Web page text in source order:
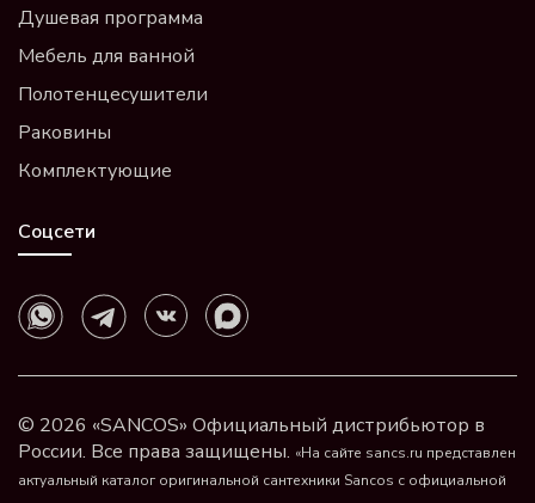
Душевая программа
Мебель для ванной
Полотенцесушители
Раковины
Комплектующие
Соцсети
© 2026 «SANCOS» Официальный дистрибьютор в
России. Все права защищены. «На сайте sancs.ru представлен
актуальный каталог оригинальной сантехники Sancos с официальной